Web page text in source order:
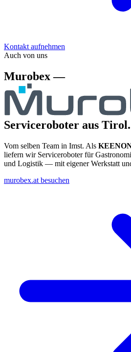
Kontakt aufnehmen
Auch von uns
Murobex —
Serviceroboter aus Tirol.
Vom selben Team in Imst. Als
liefern wir Serviceroboter für
und Logistik — mit eigener Werkstatt
murobex.at besuchen